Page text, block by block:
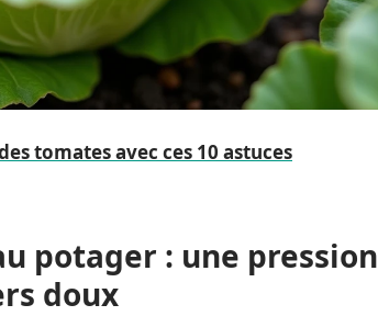
tomates avec ces 10 astuces
potager : une pression
doux